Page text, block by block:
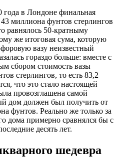
года в Лондоне финальная
43 миллиона фунтов стерлингов
равнялось 50-кратныму
же итоговая сума, которую
вазу неизвестный
гораздо больше: вместе с
сбором стоимость вазы
стерлингов, то есть 83,2
что это стало настоящей
провозглашена самой
дом должен был получить от
фунтов. Реально же только за
дома примерно сравнялся бы с
десять лет.
шедевра